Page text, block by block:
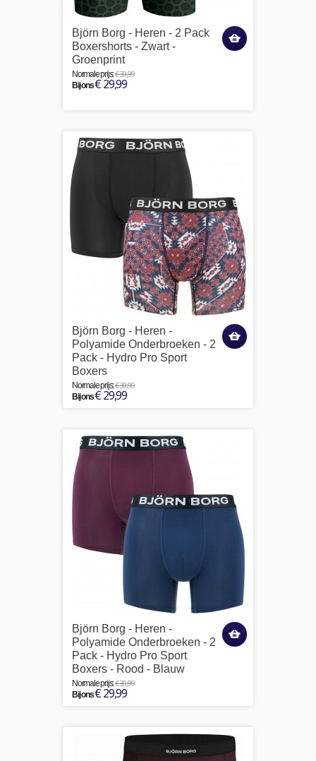
Björn Borg - Heren - 2 Pack
Boxershorts - Zwart -
Groenprint
Normale prijs:€ 39,99
Bij ons€ 29,99
Björn Borg - Heren -
Polyamide Onderbroeken - 2
Pack - Hydro Pro Sport
Boxers
Normale prijs:€ 39,99
Bij ons€ 29,99
Björn Borg - Heren -
Polyamide Onderbroeken - 2
Pack - Hydro Pro Sport
Boxers - Rood - Blauw
Normale prijs:€ 39,99
Bij ons€ 29,99